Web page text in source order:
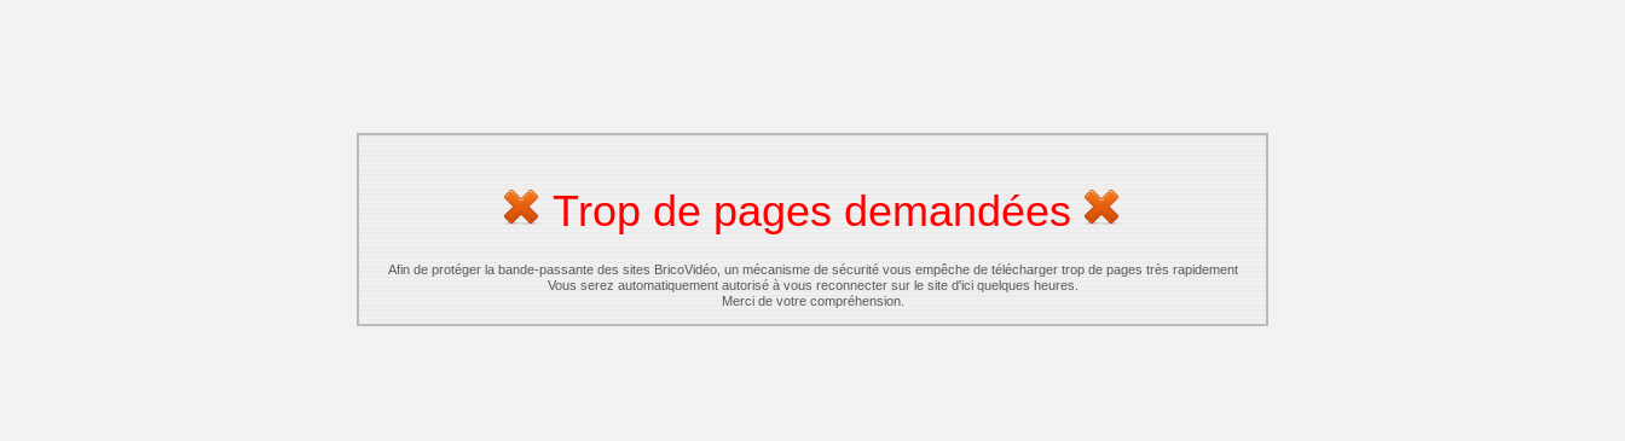
Trop de pages demandées
Afin de protéger la bande-passante des sites BricoVidéo, un mécanisme de sécurité vous empêche de télécharger trop de pages très rapidement
Vous serez automatiquement autorisé à vous reconnecter sur le site d'ici quelques heures.
Merci de votre compréhension.